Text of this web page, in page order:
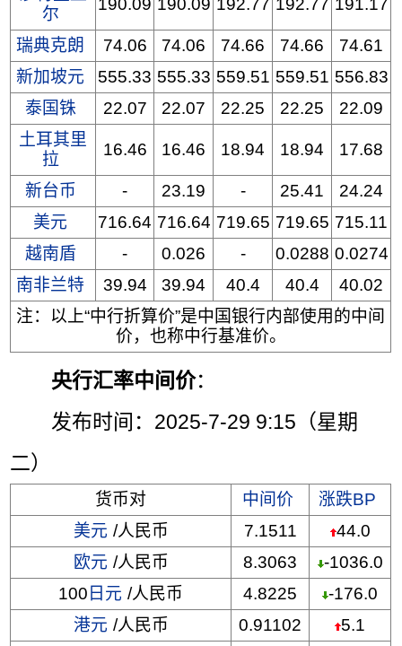
尔
190.09 190.09 192.77 192.77 191.17
瑞典克朗 74.06 74.06 74.66 74.66
74.61
新加坡元
555.33 555.33 559.51 559.51 556.83
泰国铢
22.07 22.07 22.25 22.25
22.09
土耳其里
拉
16.46 16.46 18.94 18.94 17.68
新台币 - 23.19 - 25.41
24.24
美元
716.64 716.64 719.65 719.65 715.11
越南盾
- 0.026 - 0.0288 0.0274
南非兰特
39.94 39.94 40.4 40.4
40.02
注：以上“中行折算价”是中国银行内部使用的中间
价，也称中行基准价。
央行汇率中间价：
发布时间：2025-7-29 9:15（星期
二）
货币对 中间价
涨跌BP
美元 /人民币 7.1511
44.0
欧元 /人民币 8.3063
-1036.0
100 日元 /人民币 4.8225
-176.0
港元 /人民币 0.91102
5.1